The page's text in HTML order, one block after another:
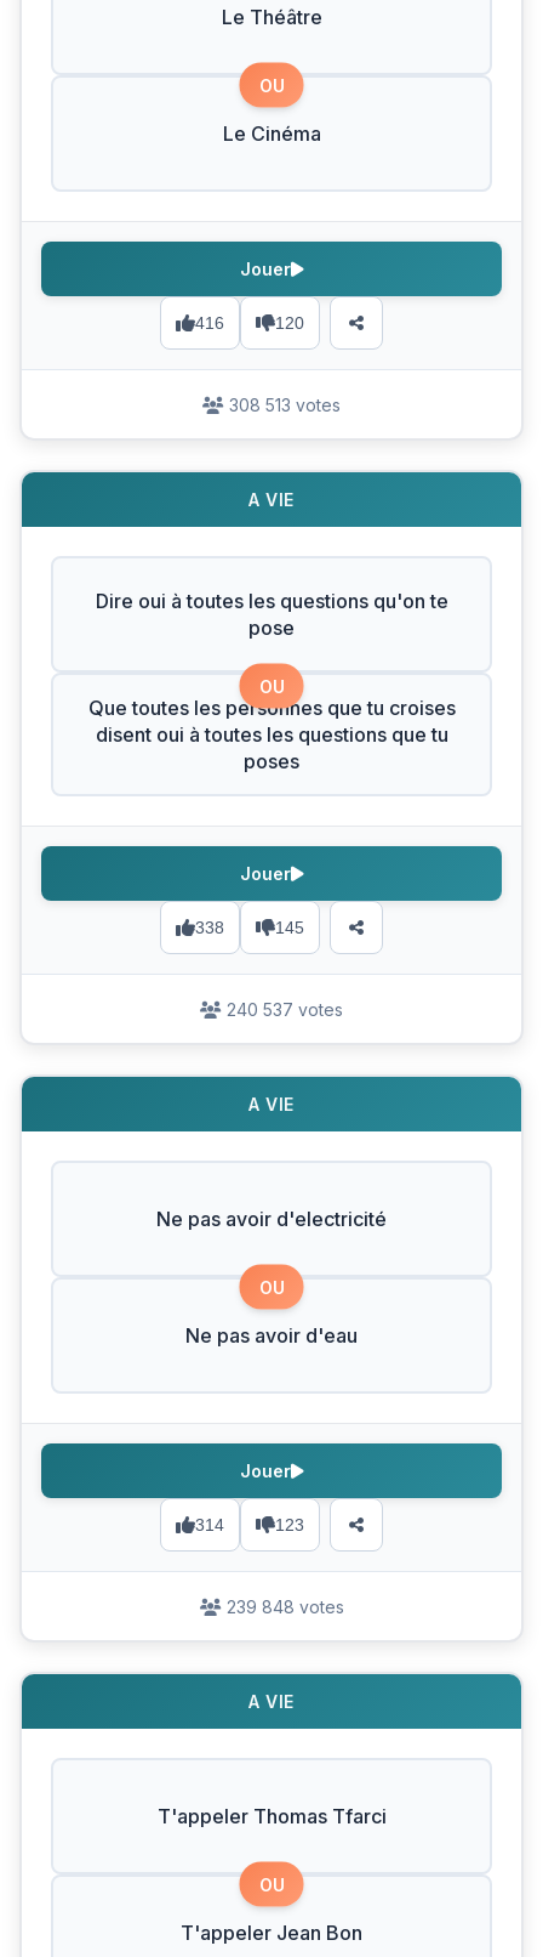
Le Théâtre
OU
Le Cinéma
416 120
Jouer
308 513 votes
A VIE
Dire oui à toutes les questions qu'on te
pose
OU
Que toutes les personnes que tu croises
disent oui à toutes les questions que tu
poses
338 145
Jouer
240 537 votes
A VIE
Ne pas avoir d'electricité
OU
Ne pas avoir d'eau
314 123
Jouer
239 848 votes
A VIE
T'appeler Thomas Tfarci
OU
T'appeler Jean Bon